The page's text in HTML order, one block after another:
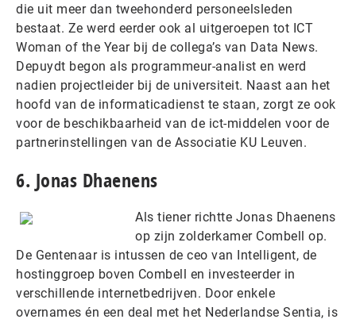
die uit meer dan tweehonderd personeelsleden
bestaat. Ze werd eerder ook al uitgeroepen tot ICT
Woman of the Year bij de collega’s van Data News.
Depuydt begon als programmeur-analist en werd
nadien projectleider bij de universiteit. Naast aan het
hoofd van de informaticadienst te staan, zorgt ze ook
voor de beschikbaarheid van de ict-middelen voor de
partnerinstellingen van de Associatie KU Leuven.
6. Jonas Dhaenens
Als tiener richtte Jonas Dhaenens
op zijn zolderkamer Combell op.
De Gentenaar is intussen de ceo van Intelligent, de
hostinggroep boven Combell en investeerder in
verschillende internetbedrijven. Door enkele
overnames én een deal met het Nederlandse Sentia, is